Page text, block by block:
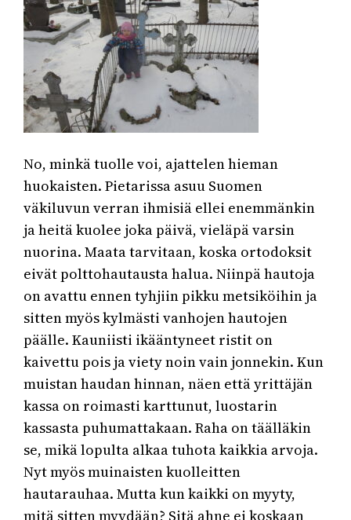
No, minkä tuolle voi, ajattelen hieman
huokaisten. Pietarissa asuu Suomen
väkiluvun verran ihmisiä ellei enemmänkin
ja heitä kuolee joka päivä, vieläpä varsin
nuorina. Maata tarvitaan, koska ortodoksit
eivät polttohautausta halua. Niinpä hautoja
on avattu ennen tyhjiin pikku metsiköihin ja
sitten myös kylmästi vanhojen hautojen
päälle. Kauniisti ikääntyneet ristit on
kaivettu pois ja viety noin vain jonnekin. Kun
muistan haudan hinnan, näen että yrittäjän
kassa on roimasti karttunut, luostarin
kassasta puhumattakaan. Raha on täälläkin
se, mikä lopulta alkaa tuhota kaikkia arvoja.
Nyt myös muinaisten kuolleitten
hautarauhaa. Mutta kun kaikki on myyty,
mitä sitten myydään? Sitä ahne ei koskaan